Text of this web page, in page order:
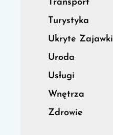
Transport
Turystyka
Ukryte Zajawki
Uroda
Usługi
Wnętrza
Zdrowie